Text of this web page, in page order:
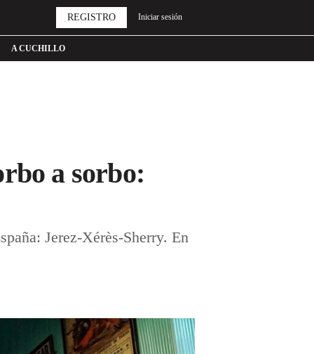
A CUCHILLO
REGISTRO Iniciar sesión
a sorbo:
Jerez-Xérès-Sherry. En